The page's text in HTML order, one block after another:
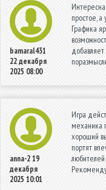
bamaral431
22 декабря
2025 08:00
простое, а
Графика
anna-219
декабря
2025 10:01
Игра
механика
хороший
портят
любителей